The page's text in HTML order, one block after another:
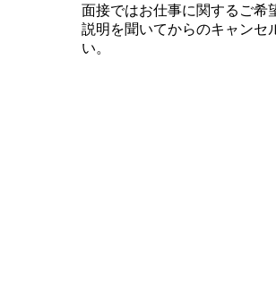
面接ではお仕事に関するご希
説明を聞いてからのキャンセ
い。